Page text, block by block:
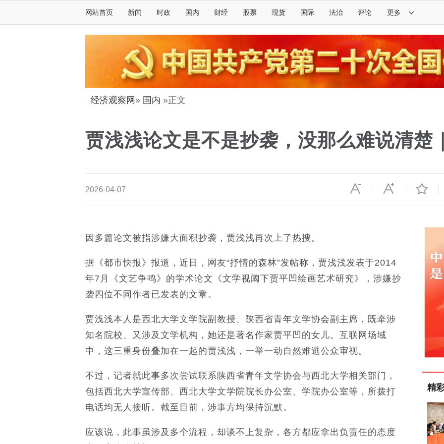
网站首页 新闻 时政 国内 财经 股票 现货 国际 法治 评论 更多
经济观察网 » 国内 »正文
贾浅浅论文是不是抄袭，没那么难说清楚
2026-04-07
因多篇论文被指涉嫌大面积抄袭，贾浅浅再次上了热搜。
据《都市快报》报道，近日，网友“抒情的森林”发帖称，贾浅浅发表于2014
年7月《文艺争鸣》的学术论文《文学视阈下贾平凹绘画艺术研究》，涉嫌抄
袭四位不同作者已发表的文章。
贾浅浅本人是西北大学文学院副教授、陕西省青年文学协会副主席，既牵涉
知名院校、又涉及文学机构，她还是著名作家贾平凹的女儿。互联网场域
中，这三重身份叠加在一起的贾浅浅，一举一动自然难逃公众审视。
不过，记者就此事多次尝试联系陕西省青年文学协会与西北大学相关部门，
包括西北大学宣传部、西北大学文学院院长办公室、学院办公室等，所拨打
电话均无人接听。截至目前，涉事方均保持沉默。
应该说，此事虽涉及多个流程，却谈不上复杂，各方都应拿出负责任的态度
精